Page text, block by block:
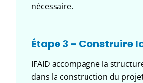
nécessaire.
Étape 3 – Construire
IFAID accompagne la
dans la construction du